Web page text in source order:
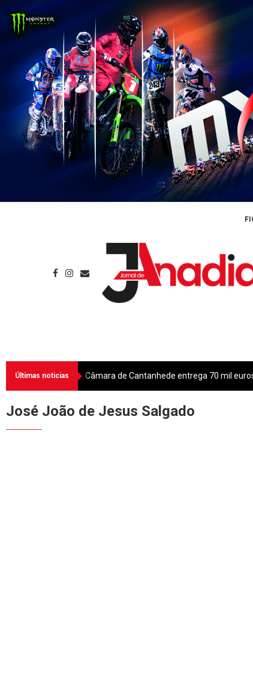
Últimas noticias Câmara de Cantanhede entrega 70 mil
José João de Jesus Salgado